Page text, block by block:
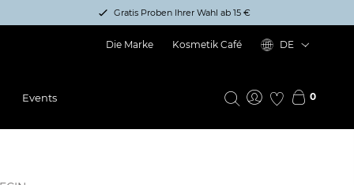
Gratis Proben Ihrer Wahl ab 15 €
Die Marke Kosmetik Café DE
0
Events